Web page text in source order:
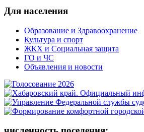
Для населения
Образование и Здравоохранение
Культура и спорт
ЖКХ и Социальная защита
ГО и ЧС
Объявления и новости